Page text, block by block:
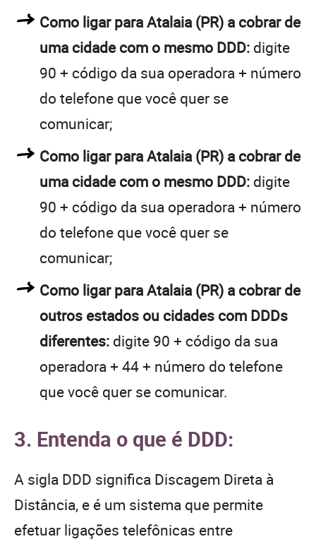
Como ligar para Atalaia (PR) a cobrar de
uma cidade com o mesmo DDD: digite
90 + código da sua operadora + número
do telefone que você quer se
comunicar;
Como ligar para Atalaia (PR) a cobrar de
uma cidade com o mesmo DDD: digite
90 + código da sua operadora + número
do telefone que você quer se
comunicar;
Como ligar para Atalaia (PR) a cobrar de
outros estados ou cidades com DDDs
diferentes: digite 90 + código da sua
operadora + 44 + número do telefone
que você quer se comunicar.
3. Entenda o que é DDD:
A sigla DDD significa Discagem Direta à
Distância, e é um sistema que permite
efetuar ligações telefônicas entre